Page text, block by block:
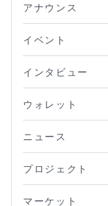
アナウンス
イベント
インタビュー
ウォレット
ニュース
プロジェクト
マーケット